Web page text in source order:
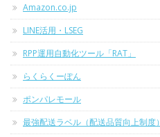
Amazon.co.jp
LINE活用・LSEG
RPP運用自動化ツール「RAT」
らくらくーぽん
ポンパレモール
最強配送ラベル（配送品質向上制度）